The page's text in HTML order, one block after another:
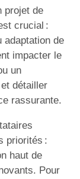
projet de
crucial :
adaptation de
impacter le
un
détailler
rassurante.
priorités :
haut de
Pour